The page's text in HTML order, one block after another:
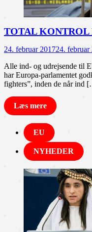
TOTAL KONTROL
24. februar 201724. februar
Alle ind- og udrejsende til
har Europa-parlamentet
fighters”, inden de når ind
Læs mere
EU
NYHEDER